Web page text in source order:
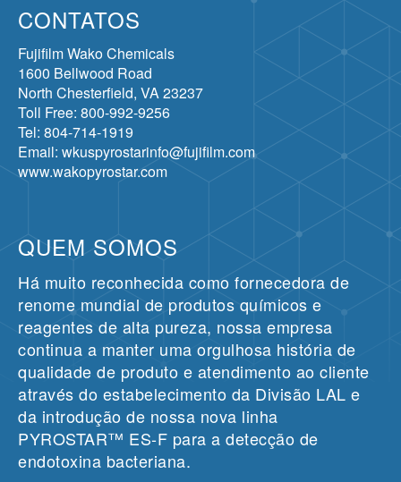
CONTATOS
Fujifilm Wako Chemicals
1600 Bellwood Road
North Chesterfield, VA 23237
Toll Free: 800-992-9256
Tel: 804-714-1919
Email: wkuspyrostarinfo@fujifilm.com
www.wakopyrostar.com
QUEM SOMOS
Há muito reconhecida como fornecedora de
renome mundial de produtos químicos e
reagentes de alta pureza, nossa empresa
continua a manter uma orgulhosa história de
qualidade de produto e atendimento ao cliente
através do estabelecimento da Divisão LAL e
da introdução de nossa nova linha
PYROSTAR™ ES-F para a detecção de
endotoxina bacteriana.